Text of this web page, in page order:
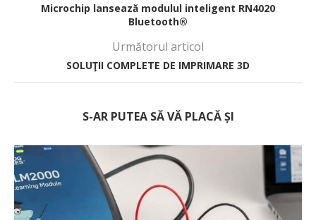
Microchip lansează modulul inteligent RN4020
Bluetooth®
Următorul articol
SOLUŢII COMPLETE DE IMPRIMARE 3D
S-AR PUTEA SĂ VĂ PLACĂ ȘI